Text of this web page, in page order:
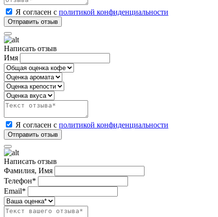
Я согласен с политикой конфиденциальности
Написать отзыв
Имя
Я согласен с политикой конфиденциальности
Написать отзыв
Фамилия, Имя
Телефон*
Email*